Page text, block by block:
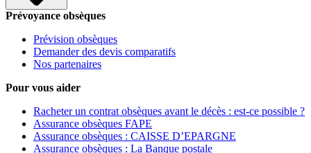
Prévoyance obsèques
Prévision obsèques
Demander des devis comparatifs
Nos partenaires
Pour vous aider
Racheter un contrat obsèques avant le décès : est-ce possible ?
Assurance obsèques FAPE
Assurance obsèques : CAISSE D’EPARGNE
Assurance obsèques : La Banque postale